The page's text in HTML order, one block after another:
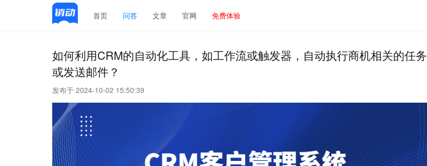
首页 问答 文章 官网 免费体验
如何利用CRM的自动化工具，如工作流或触发器，自动执行商机相关的任务
或发送邮件？
发布于 2024-10-02 15:50:39